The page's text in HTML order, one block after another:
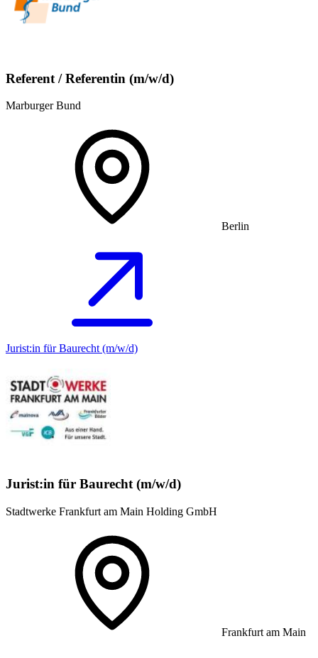
Referent / Referentin (m/w/d)
Marburger Bund
Berlin
Jurist:in für Baurecht (m/w/d)
Jurist:in für Baurecht (m/w/d)
Stadtwerke Frankfurt am Main Holding GmbH
Frankfurt am Main